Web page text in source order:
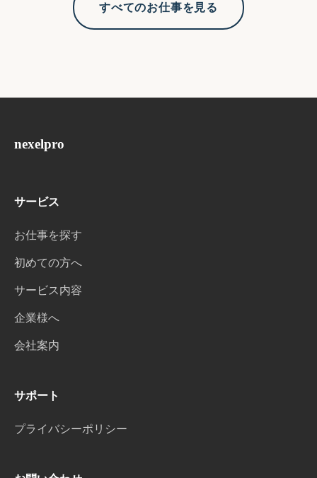
すべてのお仕事を見る
nexelpro
サービス
お仕事を探す
初めての方へ
サービス内容
企業様へ
会社案内
サポート
プライバシーポリシー